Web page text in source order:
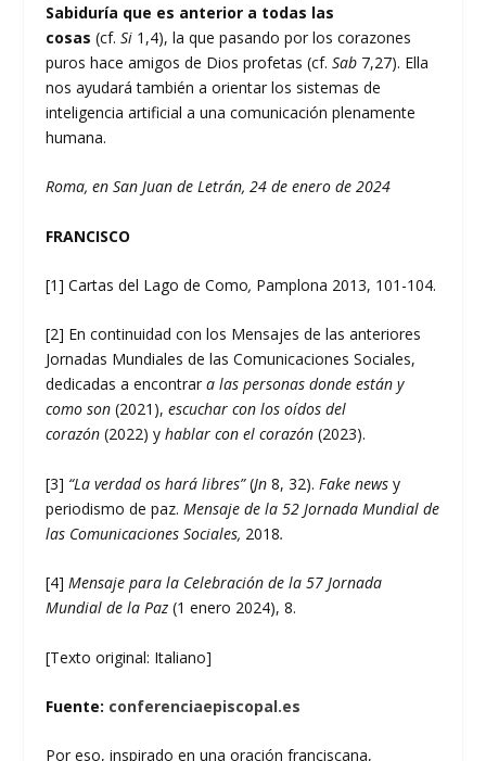
Sabiduría que es anterior a todas las
cosas (cf.Si 1,4), la que pasando por los corazones
puros hace amigos de Dios profetas (cf.Sab 7,27). Ella
nos ayudará también a orientar los sistemas de
inteligencia artificial a una comunicación plenamente
humana.
Roma, en San Juan de Letrán, 24 de enero de 2024
FRANCISCO
[1] Cartas del Lago de Como, Pamplona 2013, 101-104.
[2] En continuidad con los Mensajes de las anteriores
Jornadas Mundiales de las Comunicaciones Sociales,
dedicadas a encontrara las personas donde están y
como son(2021),escuchar con los oídos del
corazón(2022) yhablar con el corazón(2023).
[3] “La verdad os hará libres”(Jn8, 32). Fake newsy
periodismo de paz.Mensaje de la 52 Jornada Mundial de
las Comunicaciones Sociales, 2018.
[4] Mensaje para la Celebración de la 57 Jornada
Mundial de la Paz(1 enero 2024), 8.
[Texto original: Italiano]
Fuente: conferenciaepiscopal.es
Por eso, inspirado en una oración franciscana,